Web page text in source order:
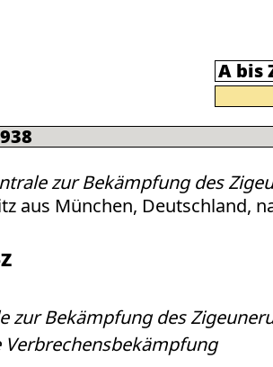
A bis
zur Bekämpfung des
aus München, Deutschland,
zur Bekämpfung des
Verbrechensbekämpfung